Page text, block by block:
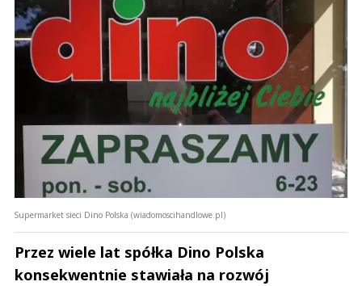
Supermarket sieci Dino Polska (wiadomoscihandlowe.pl)
Przez wiele lat spółka Dino Polska
konsekwentnie stawiała na rozwój